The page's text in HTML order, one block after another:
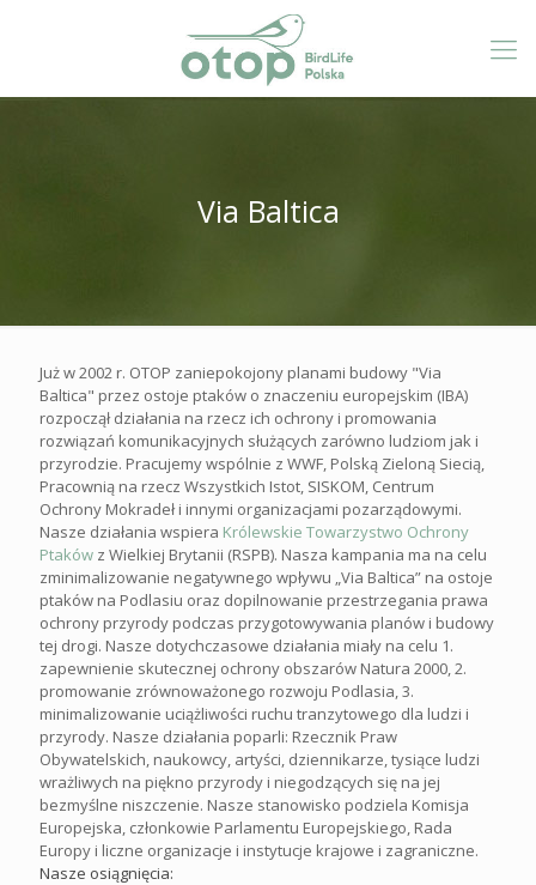
Via Baltica
Już w 2002 r. OTOP zaniepokojony planami budowy "Via
Baltica" przez ostoje ptaków o znaczeniu europejskim (IBA)
rozpoczął działania na rzecz ich ochrony i promowania
rozwiązań komunikacyjnych służących zarówno ludziom jak i
przyrodzie. Pracujemy wspólnie z WWF, Polską Zieloną Siecią,
Pracownią na rzecz Wszystkich Istot, SISKOM, Centrum
Ochrony Mokradeł i innymi organizacjami pozarządowymi.
Nasze działania wspiera Królewskie Towarzystwo Ochrony
Ptaków z Wielkiej Brytanii (RSPB). Nasza kampania ma na celu
zminimalizowanie negatywnego wpływu „Via Baltica” na ostoje
ptaków na Podlasiu oraz dopilnowanie przestrzegania prawa
ochrony przyrody podczas przygotowywania planów i budowy
tej drogi. Nasze dotychczasowe działania miały na celu 1.
zapewnienie skutecznej ochrony obszarów Natura 2000, 2.
promowanie zrównoważonego rozwoju Podlasia, 3.
minimalizowanie uciążliwości ruchu tranzytowego dla ludzi i
przyrody. Nasze działania poparli: Rzecznik Praw
Obywatelskich, naukowcy, artyści, dziennikarze, tysiące ludzi
wrażliwych na piękno przyrody i niegodzących się na jej
bezmyślne niszczenie. Nasze stanowisko podziela Komisja
Europejska, członkowie Parlamentu Europejskiego, Rada
Europy i liczne organizacje i instytucje krajowe i zagraniczne.
Nasze osiągnięcia: